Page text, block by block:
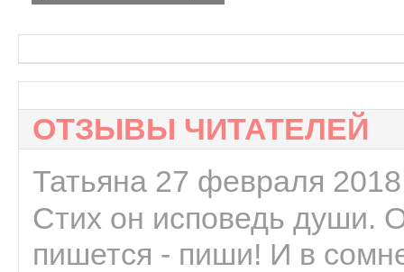
ОТЗЫВЫ ЧИТАТЕЛЕЙ
Татьяна 27 февраля
Стих он исповедь души.
пишется - пиши! И в